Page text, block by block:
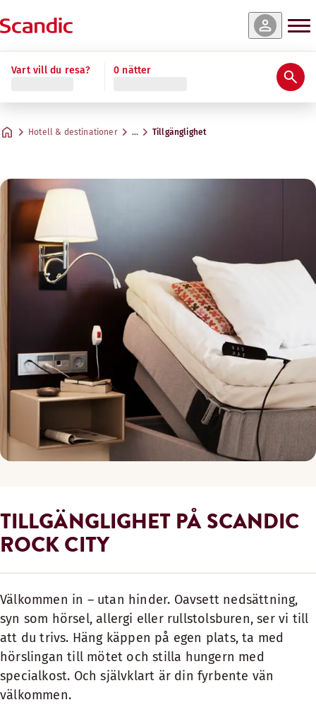
Vart vill du resa? 0 nätter
Hotell & destinationer … Tillgänglighet
TILLGÄNGLIGHET PÅ SCANDIC
ROCK CITY
Välkommen in – utan hinder. Oavsett nedsättning,
syn som hörsel, allergi eller rullstolsburen, ser vi till
att du trivs. Häng käppen på egen plats, ta med
hörslingan till mötet och stilla hungern med
specialkost. Och självklart är din fyrbente vän
välkommen.